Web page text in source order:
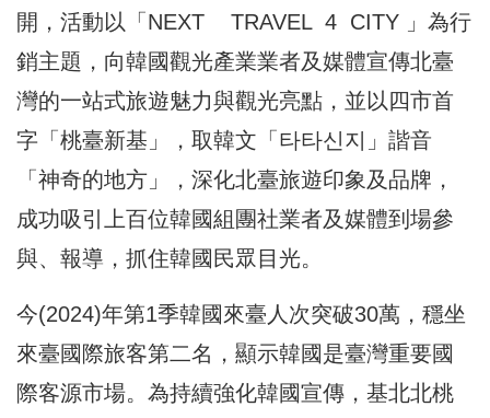
開，活動以「NEXT TRAVEL 4 CITY 」為行
銷主題，向韓國觀光產業業者及媒體宣傳北臺
灣的一站式旅遊魅力與觀光亮點，並以四市首
字「桃臺新基」，取韓文「타타신지」諧音
「神奇的地方」，深化北臺旅遊印象及品牌，
成功吸引上百位韓國組團社業者及媒體到場參
與、報導，抓住韓國民眾目光。
今(2024)年第1季韓國來臺人次突破30萬，穩坐
來臺國際旅客第二名，顯示韓國是臺灣重要國
際客源市場。為持續強化韓國宣傳，基北北桃